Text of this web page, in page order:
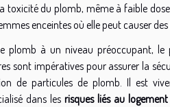
toxicité du plomb, même à faible
enceintes où elle peut causer
plomb à un niveau préoccupant,
sont impératives pour assurer la
de particules de plomb. Il est
dans les risques liés au logement